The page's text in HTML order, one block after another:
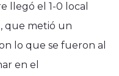
llegó el 1-0 local
que metió un
lo que se fueron al
en el